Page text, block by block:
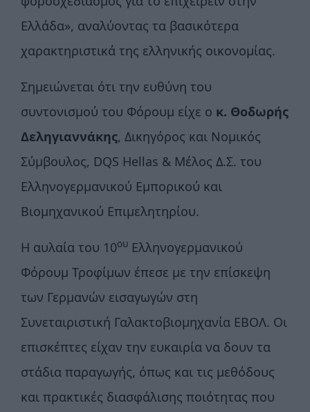
Ελλάδα», αναλύοντας τα βασικότερα
χαρακτηριστικά της ελληνικής οικονομίας.
Σημειώνεται ότι την ευθύνη του
συντονισμού του Φόρουμ είχε ο κ. Θοδωρής
Δεληγιαννάκης, Δικηγόρος και Νομικός
Σύμβουλος, DQS Hellas & Μέλος Δ.Σ. του
Ελληνογερμανικού Εμπορικού και
Βιομηχανικού Επιμελητηρίου.
Η αυλαία του 10ου Ελληνογερμανικού
Φόρουμ Τροφίμων έπεσε με την επίσκεψη
των Γερμανών εισαγωγών στη
Συνεταιριστική Γαλακτοβιομηχανία ΕΒΟΛ. Οι
επισκέπτες είχαν την ευκαιρία να δουν τα
στάδια παραγωγής, όπως και τις μεθόδους
και πρακτικές διασφάλισης ποιότητας που